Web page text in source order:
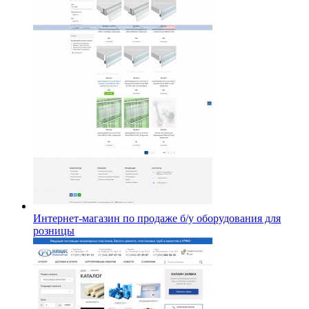
Интернет-магазин по продаже б/у оборудования для
розницы